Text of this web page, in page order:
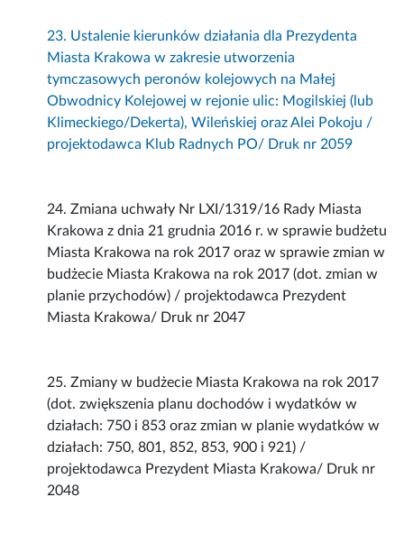
23. Ustalenie kierunków działania dla Prezydenta
Miasta Krakowa w zakresie utworzenia
tymczasowych peronów kolejowych na Małej
Obwodnicy Kolejowej w rejonie ulic: Mogilskiej (lub
Klimeckiego/Dekerta), Wileńskiej oraz Alei Pokoju /
projektodawca Klub Radnych PO/ Druk nr 2059
24. Zmiana uchwały Nr LXI/1319/16 Rady Miasta
Krakowa z dnia 21 grudnia 2016 r. w sprawie budżetu
Miasta Krakowa na rok 2017 oraz w sprawie zmian w
budżecie Miasta Krakowa na rok 2017 (dot. zmian w
planie przychodów) / projektodawca Prezydent
Miasta Krakowa/ Druk nr 2047
25. Zmiany w budżecie Miasta Krakowa na rok 2017
(dot. zwiększenia planu dochodów i wydatków w
działach: 750 i 853 oraz zmian w planie wydatków w
działach: 750, 801, 852, 853, 900 i 921) /
projektodawca Prezydent Miasta Krakowa/ Druk nr
2048